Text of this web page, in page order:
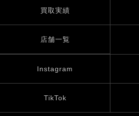
買取実績
店舗一覧
Instagram
TikTok